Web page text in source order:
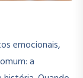
emocionais,
a